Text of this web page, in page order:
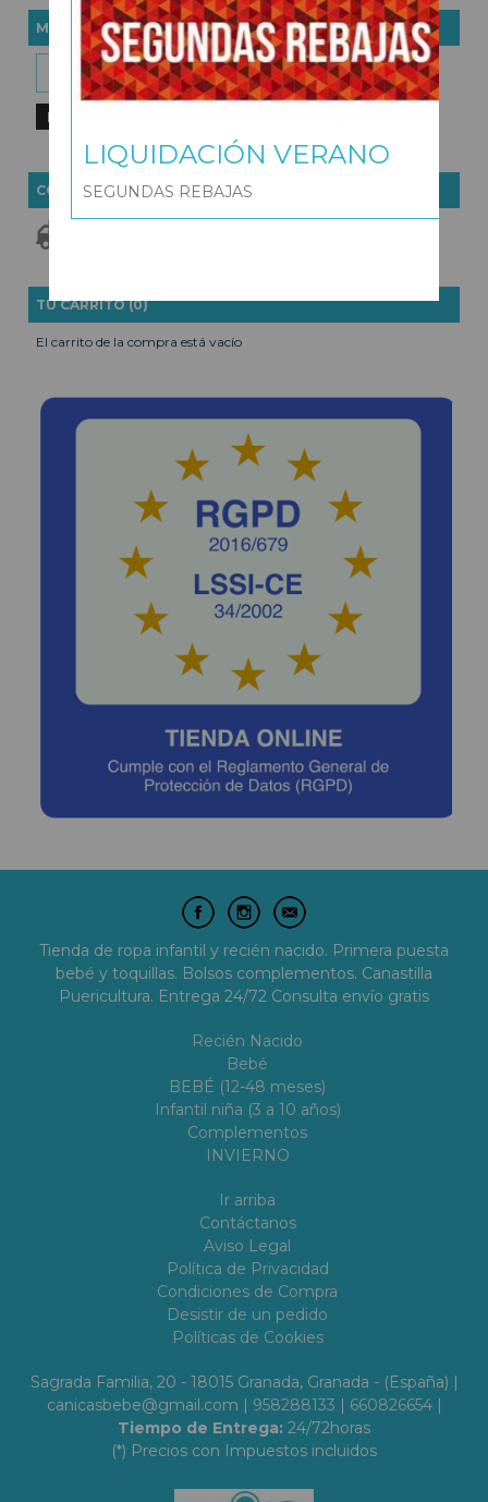
MARCAS
COSTES DE ENVÍO
TU CARRITO (0)
El carrito de la compra está vacío
Tienda de ropa infantil y recién nacido. Primera puesta
bebé y toquillas. Bolsos complementos. Canastilla
Puericultura. Entrega 24/72 Consulta envío gratis
Recién Nacido
Bebé
BEBÉ (12-48 meses)
Infantil niña (3 a 10 años)
Complementos
INVIERNO
Ir arriba
Contáctanos
Aviso Legal
Política de Privacidad
Condiciones de Compra
Desistir de un pedido
Políticas de Cookies
Sagrada Familia, 20 - 18015 Granada, Granada - (España) |
canicasbebe@gmail.com | 958288133 | 660826654|
Tiempo de Entrega: 24/72horas
(*) Precios con Impuestos incluidos
LIQUIDACIÓN VERANO
SEGUNDAS REBAJAS